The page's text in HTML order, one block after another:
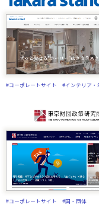
#コーポレートサイト #インテリア・
#コーポレートサイト #国・団体